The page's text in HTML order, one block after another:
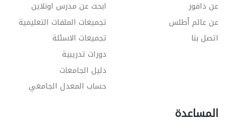
عن دافور
عن عالم أطلس
اتصل بنا
ابحث عن مدرس اونلاين
تجميعات الملفات التعليمية
تجميعات الاسئلة
دورات تدريبية
دليل الجامعات
حساب المعدل الجامعي
المساعدة